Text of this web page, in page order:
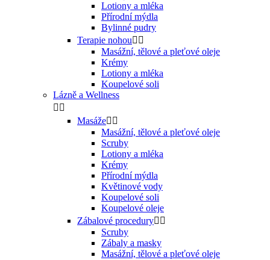
Lotiony a mléka
Přírodní mýdla
Bylinné pudry
Terapie nohou 
Masážní, tělové a pleťové oleje
Krémy
Lotiony a mléka
Koupelové soli
Lázně a Wellness
 
Masáže 
Masážní, tělové a pleťové oleje
Scruby
Lotiony a mléka
Krémy
Přírodní mýdla
Květinové vody
Koupelové soli
Koupelové oleje
Zábalové procedury 
Scruby
Zábaly a masky
Masážní, tělové a pleťové oleje